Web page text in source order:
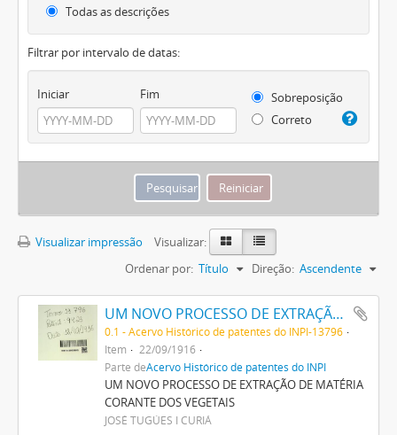
Todas as descrições
Filtrar por intervalo de datas:
Iniciar Fim
Sobreposição
Correto
Visualizar impressão
Visualizar:
Ordenar por: Título Direção: Ascendente
UM NOVO PROCESSO DE EXTRAÇÃO DE MATERIA CORANTE DOS VEGETAES
0.1 - Acervo Histórico de patentes do INPI-13796
Item
22/09/1916
Parte deAcervo Histórico de patentes do INPI
UM NOVO PROCESSO DE EXTRAÇÃO DE MATÉRIA
CORANTE DOS VEGETAIS
JOSÉ TUGÚES I CURIÁ